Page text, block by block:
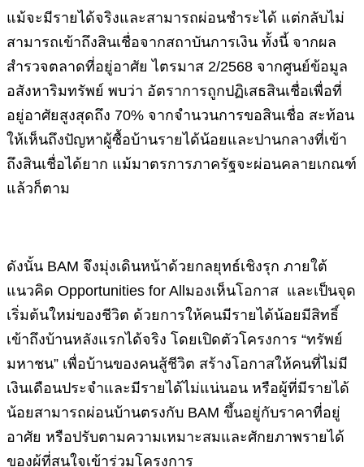
แม้จะมีรายได้จริงและสามารถผ่อนชำระได้ แต่กลับไม่
สามารถเข้าถึงสินเชื่อจากสถาบันการเงิน ทั้งนี้ จากผล
สำรวจตลาดที่อยู่อาศัย ไตรมาส 2/2568 จากศูนย์ข้อมูล
อสังหาริมทรัพย์ พบว่า อัตราการถูกปฏิเสธสินเชื่อเพื่อที่
อยู่อาศัยสูงสุดถึง 70% จากจำนวนการขอสินเชื่อ สะท้อน
ให้เห็นถึงปัญหาผู้ซื้อบ้านรายได้น้อยและปานกลางที่เข้า
ถึงสินเชื่อได้ยาก แม้มาตรการภาครัฐจะผ่อนคลายเกณฑ์
แล้วก็ตาม
ดังนั้น BAM จึงมุ่งเดินหน้าด้วยกลยุทธ์เชิงรุก ภายใต้
แนวคิด Opportunities for Allมองเห็นโอกาส และเป็นจุด
เริ่มต้นใหม่ของชีวิต ด้วยการให้คนมีรายได้น้อยมีสิทธิ์
เข้าถึงบ้านหลังแรกได้จริง โดยเปิดตัวโครงการ “ทรัพย์
มหาชน” เพื่อบ้านของคนสู้ชีวิต สร้างโอกาสให้คนที่ไม่มี
เงินเดือนประจำและมีรายได้ไม่แน่นอน หรือผู้ที่มีรายได้
น้อยสามารถผ่อนบ้านตรงกับ BAM ขึ้นอยู่กับราคาที่อยู่
อาศัย หรือปรับตามความเหมาะสมและศักยภาพรายได้
ของผู้ที่สนใจเข้าร่วมโครงการ